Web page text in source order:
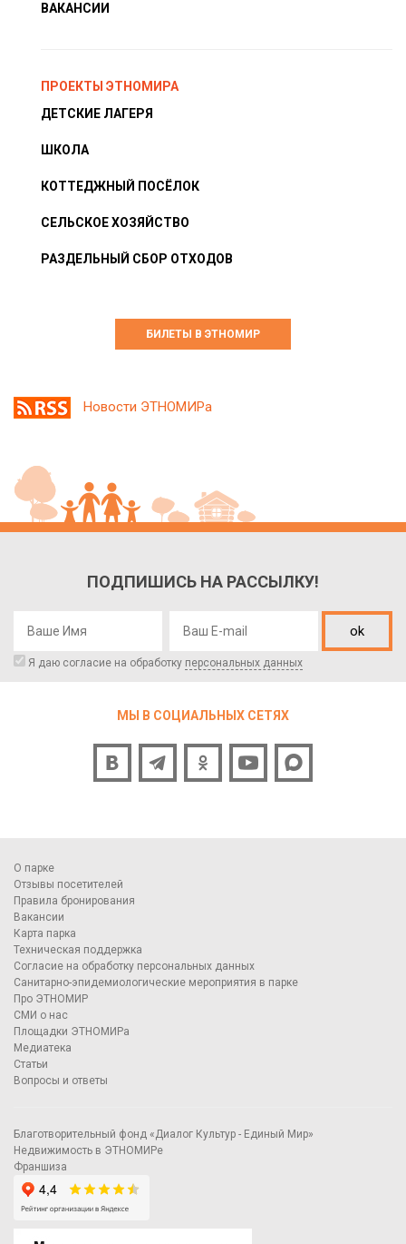
ВАКАНСИИ
ПРОЕКТЫ ЭТНОМИРА
ДЕТСКИЕ ЛАГЕРЯ
ШКОЛА
КОТТЕДЖНЫЙ ПОСЁЛОК
СЕЛЬСКОЕ ХОЗЯЙСТВО
РАЗДЕЛЬНЫЙ СБОР ОТХОДОВ
БИЛЕТЫ В ЭТНОМИР
Новости ЭТНОМИРа
ПОДПИШИСЬ НА РАССЫЛКУ!
ok
Я даю согласие на обработку персональных данных
МЫ В СОЦИАЛЬНЫХ СЕТЯХ
О парке
Отзывы посетителей
Правила бронирования
Вакансии
Карта парка
Техническая поддержка
Согласие на обработку персональных данных
Санитарно-эпидемиологические мероприятия в парке
Про ЭТНОМИР
СМИ о нас
Площадки ЭТНОМИРа
Медиатека
Статьи
Вопросы и ответы
Благотворительный фонд «Диалог Культур - Единый Мир»
Недвижимость в ЭТНОМИРе
Франшиза